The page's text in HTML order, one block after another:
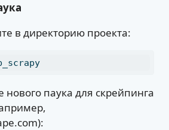
в директорию проекта:
нового паука для скрейпинга